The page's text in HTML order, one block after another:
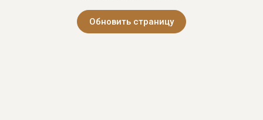
Обновить страницу